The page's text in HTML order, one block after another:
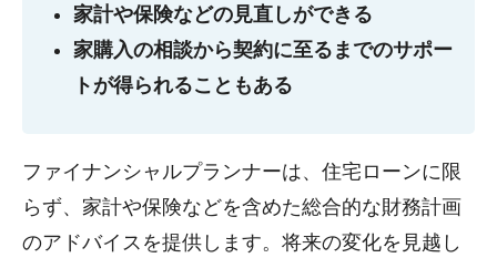
家計や保険などの見直しができる
家購入の相談から契約に至るまでのサポー
トが得られることもある
ファイナンシャルプランナーは、住宅ローンに限
らず、家計や保険などを含めた総合的な財務計画
のアドバイスを提供します。将来の変化を見越し